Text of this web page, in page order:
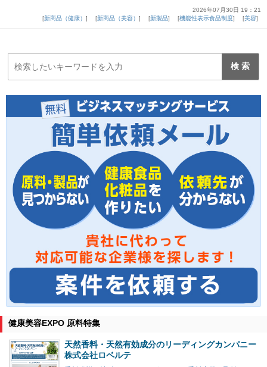
2026年07月30日 19：21
新商品（健康）
新商品（美容） 新製品 機能性表示食品制度 美容
健康美容EXPO 原料特集
天然香料・天然有効成分のリーディングカンパニー
株式会社ロベルテ